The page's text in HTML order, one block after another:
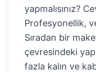
yapmalısınız?
Profesyonellik,
Sıradan bir
çevresindeki
fazla kalın ve